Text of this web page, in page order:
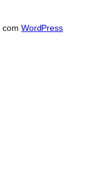
com WordPress